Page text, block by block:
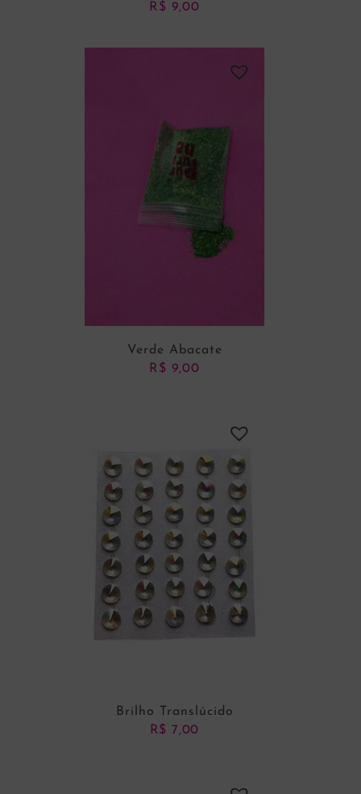
R$ 9,00
ADICIONAR AO CARRINHO
Verde Abacate
R$ 9,00
Brilho Translúcido
R$ 7,00